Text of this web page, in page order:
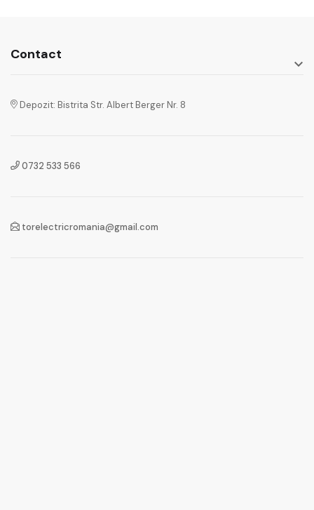
Contact

Depozit: Bistrita Str. Albert Berger Nr. 8
0732 533 566
torelectricromania@gmail.com